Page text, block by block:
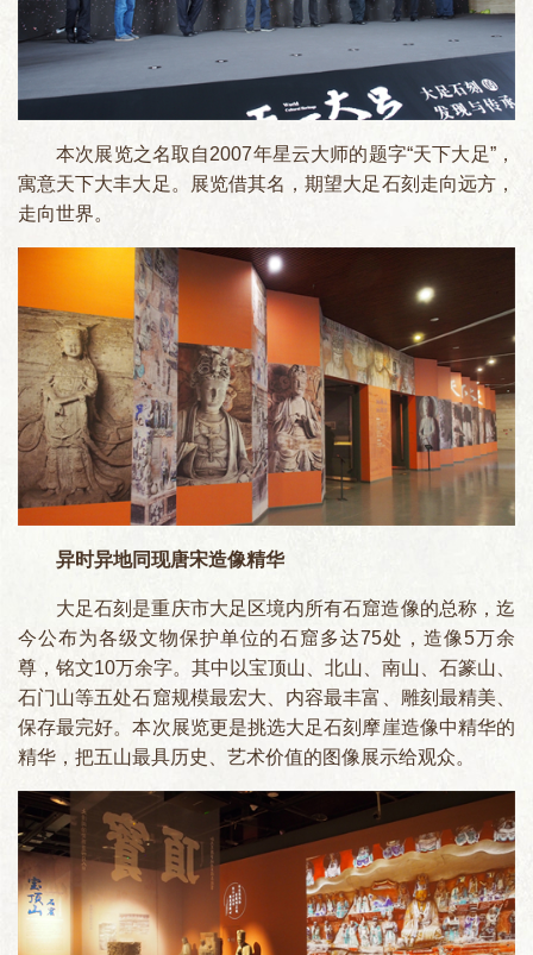
本次展览之名取自2007年星云大师的题字“天下大足”，
寓意天下大丰大足。展览借其名，期望大足石刻走向远方，
走向世界。
异时异地同现唐宋造像精华
大足石刻是重庆市大足区境内所有石窟造像的总称，迄
今公布为各级文物保护单位的石窟多达75处，造像5万余
尊，铭文10万余字。其中以宝顶山、北山、南山、石篆山、
石门山等五处石窟规模最宏大、内容最丰富、雕刻最精美、
保存最完好。本次展览更是挑选大足石刻摩崖造像中精华的
精华，把五山最具历史、艺术价值的图像展示给观众。